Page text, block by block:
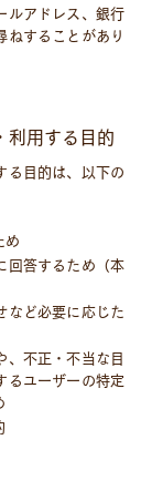
ルアドレス、銀行
ねすることがあり
利用する目的
る目的は、以下の
め
回答するため（本
など必要に応じた
、不正・不当な目
るユーザーの特定